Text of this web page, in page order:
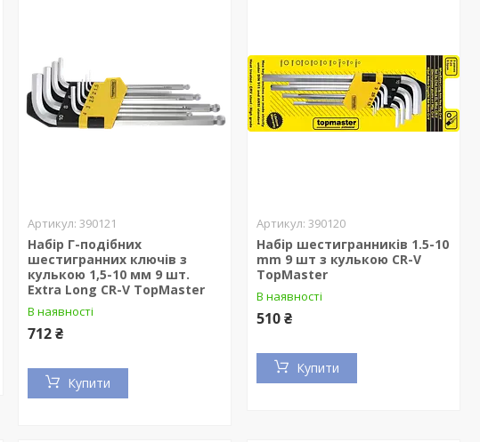
390121
Набір Г-подібних
шестигранних ключів з
кулькою 1,5-10 мм 9 шт.
Extra Long CR-V TopMaster
В наявності
712 ₴
Купити
390120
Набір шестигранників 1.5-10
mm 9 шт з кулькою CR-V
TopMaster
В наявності
510 ₴
Купити